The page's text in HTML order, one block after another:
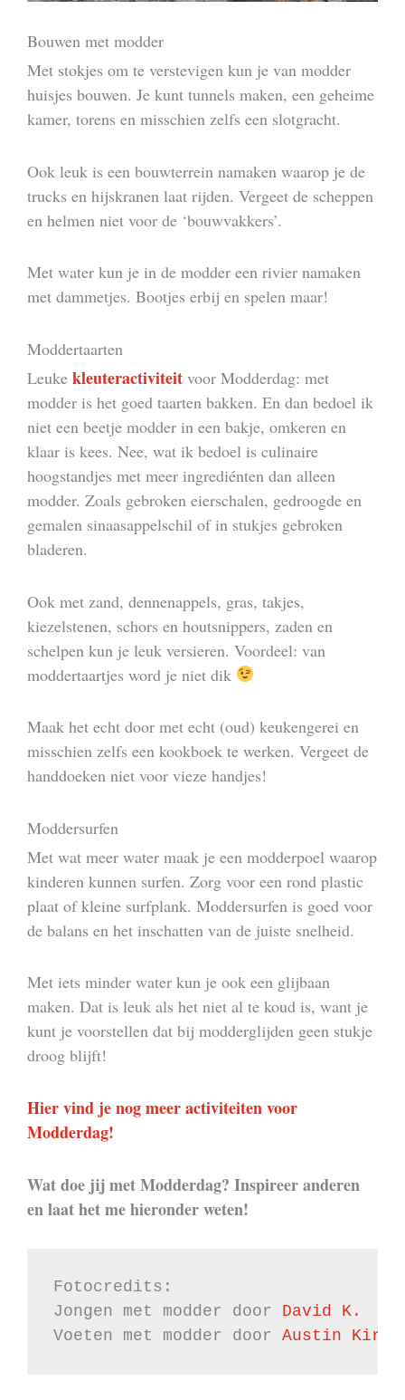
Bouwen met modder
Met stokjes om te verstevigen kun je van modder
huisjes bouwen. Je kunt tunnels maken, een geheime
kamer, torens en misschien zelfs een slotgracht.
Ook leuk is een bouwterrein namaken waarop je de
trucks en hijskranen laat rijden. Vergeet de scheppen
en helmen niet voor de ‘bouwvakkers’.
Met water kun je in de modder een rivier namaken
met dammetjes. Bootjes erbij en spelen maar!
Moddertaarten
Leuke kleuteractiviteit voor Modderdag: met
modder is het goed taarten bakken. En dan bedoel ik
niet een beetje modder in een bakje, omkeren en
klaar is kees. Nee, wat ik bedoel is culinaire
hoogstandjes met meer ingrediénten dan alleen
modder. Zoals gebroken eierschalen, gedroogde en
gemalen sinaasappelschil of in stukjes gebroken
bladeren.
Ook met zand, dennenappels, gras, takjes,
kiezelstenen, schors en houtsnippers, zaden en
schelpen kun je leuk versieren. Voordeel: van
moddertaartjes word je niet dik
Maak het echt door met echt (oud) keukengerei en
misschien zelfs een kookboek te werken. Vergeet de
handdoeken niet voor vieze handjes!
Moddersurfen
Met wat meer water maak je een modderpoel waarop
kinderen kunnen surfen. Zorg voor een rond plastic
plaat of kleine surfplank. Moddersurfen is goed voor
de balans en het inschatten van de juiste snelheid.
Met iets minder water kun je ook een glijbaan
maken. Dat is leuk als het niet al te koud is, want je
kunt je voorstellen dat bij modderglijden geen stukje
droog blijft!
Hier vind je nog meer activiteiten voor
Modderdag!
Wat doe jij met Modderdag? Inspireer anderen
en laat het me hieronder weten!
Fotocredits:
Jongen met modder door
Voeten met modder door Austin Kirk